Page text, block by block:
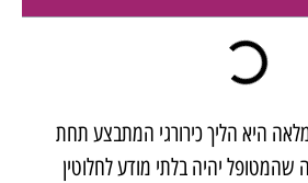
היא הליך כירורגי המתבצע תחת
יהיה בלתי מודע לחלוטין